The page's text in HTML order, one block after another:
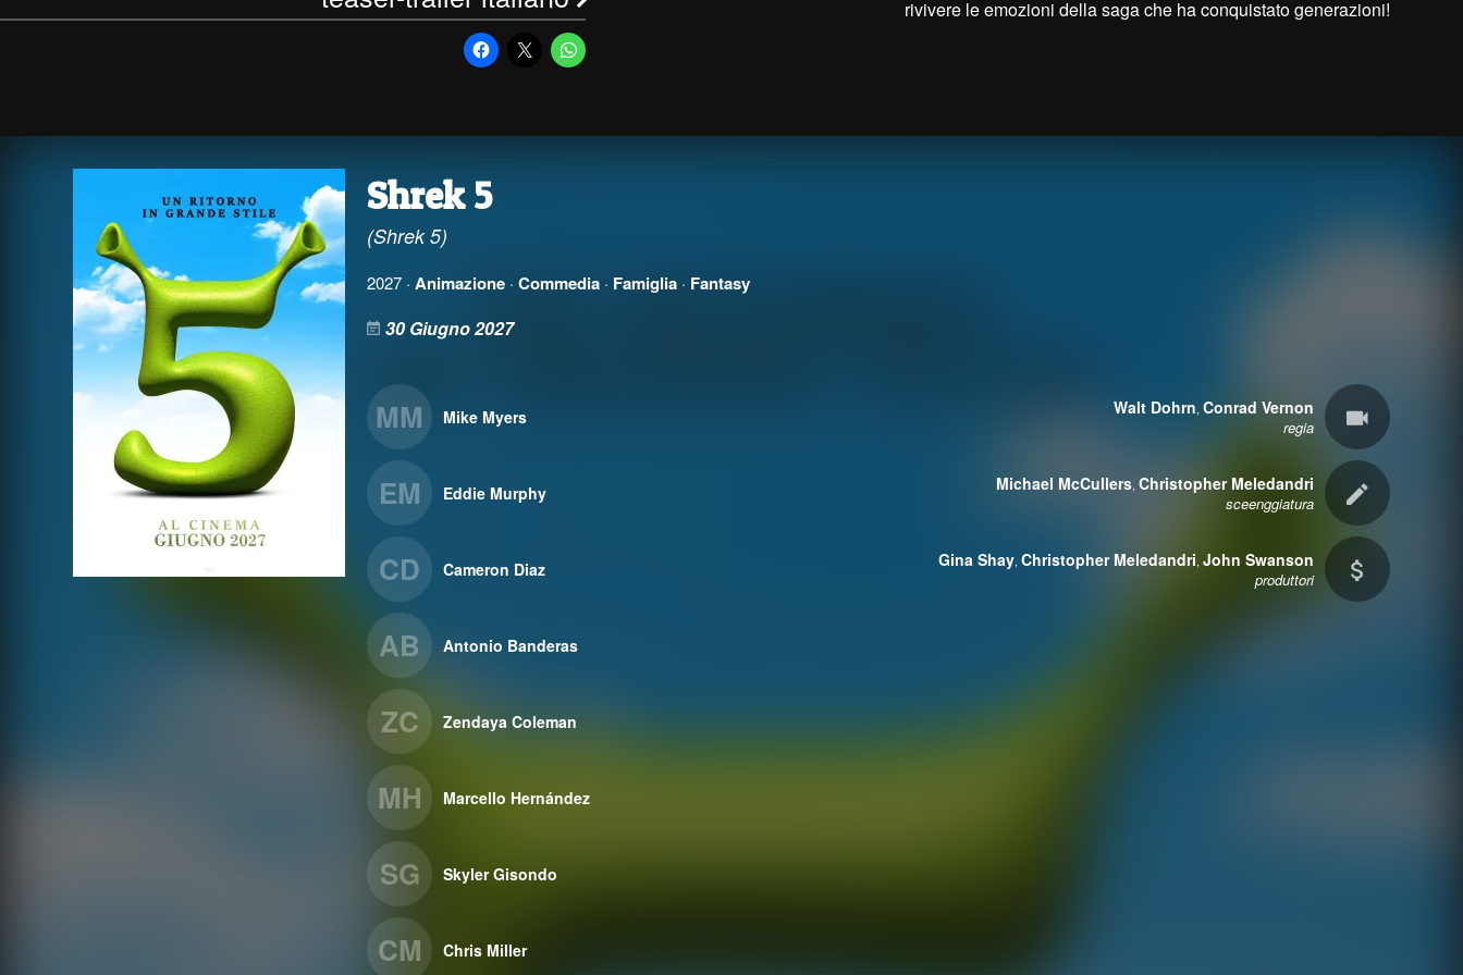
rivivere le emozioni della saga che ha conquistato generazioni!
Shrek 5
(Shrek 5)
2027 · Animazione ·Commedia · Famiglia · Fantasy
30 Giugno 2027
MM Mike Myers
EM Eddie Murphy
CD Cameron Diaz
AB Antonio Banderas
ZC Zendaya Coleman
MH Marcello Hernández
SG Skyler Gisondo
CM Chris Miller
Walt Dohrn, Conrad Vernon
regia
Michael McCullers, Christopher Meledandri
sceenggiatura
Gina Shay, Christopher Meledandri, John Swanson
produttori